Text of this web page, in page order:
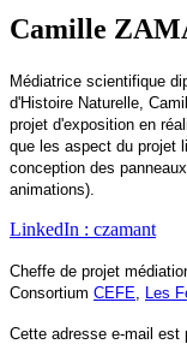
Camille
Médiatrice scientifique
d'Histoire Naturelle,
projet d'exposition en
que les aspect du projet
conception des
animations).
LinkedIn : czamant
Cheffe de projet
Consortium CEFE Les
Cette adresse e-mail est